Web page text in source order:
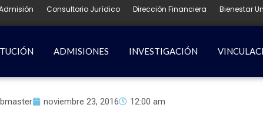
Consultorio Jurídico Dirección Financiera Bienestar
ADMISIONES INVESTIGACIÓN
noviembre 23, 2016 12:00 am